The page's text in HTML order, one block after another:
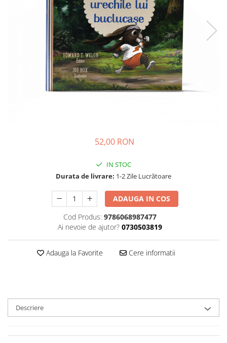
Prietenie, Logodnă și Căsătorie
Cărți de Colorat
Adolescenți și Tineri
Lucrarea cu Copiii și Tinerii
Închinare prin Muzică
Devoționale/Meditații Biblice
Romane, Nuvele și Povestiri
Poezii
52,00 RON
IN STOC
Durata de livrare: 1-2 Zile Lucrătoare
ADAUGA IN COS
Cod Produs: 9786068987477
Ai nevoie de ajutor? 0730503819
Adauga la Favorite Cere informatii
Descriere